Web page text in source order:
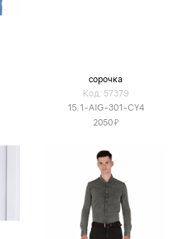
сорочка
Код: 57379
15.1-AIG-301-CY4
2050Я